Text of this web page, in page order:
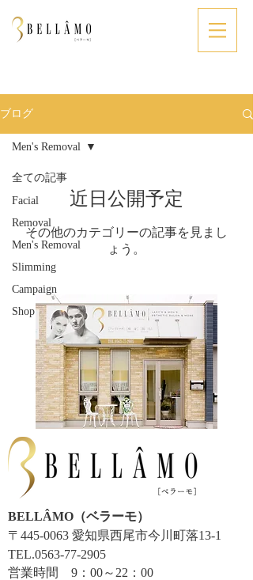
ブログ
全ての記事
Facial
Removal
Men's Removal
Slimming
Campaign
Shop
Men's Removal
近日公開予定
その他のカテゴリーの記事を見まし
ょう。
BELLÂMO（ベラーモ）
〒445-0063 愛知県西尾市今川町落13-1
TEL.0563-77-2905
営業時間 9：00～22：00